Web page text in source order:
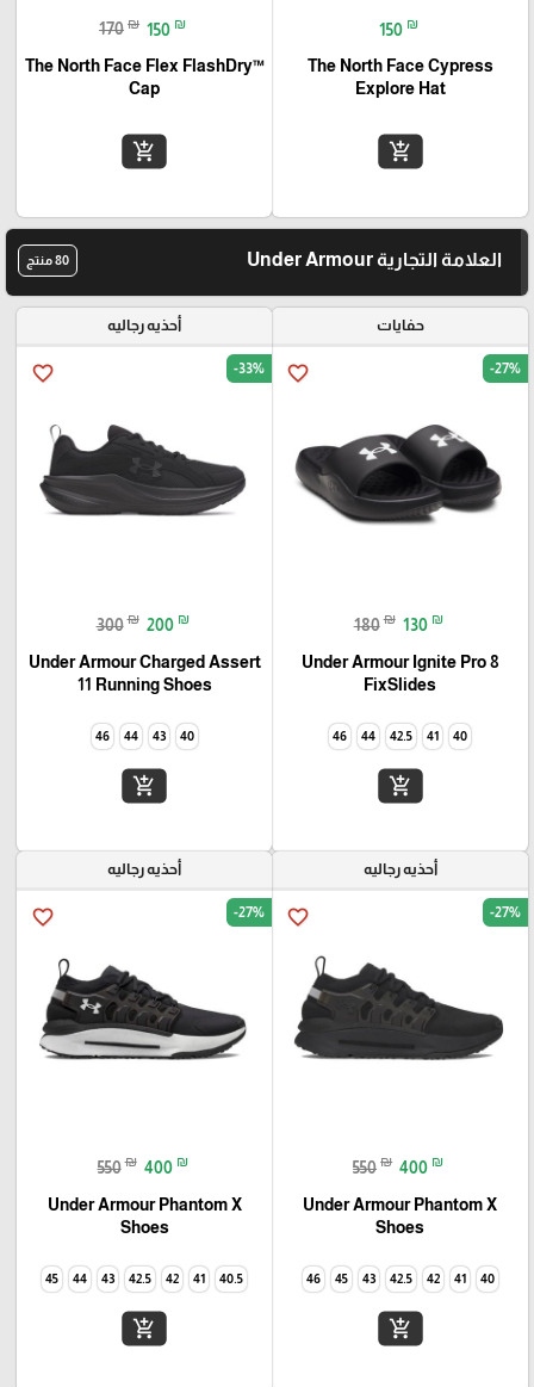
150 ₪
The North Face Cypress
Explore Hat
add_shopping_cart
170 ₪ 150 ₪
The North Face Flex FlashDry™
Cap
add_shopping_cart
العلامة التجارية Under Armour 80 منتج
حفايات
favorite_border -27%
180 ₪ 130 ₪
Under Armour Ignite Pro 8
FixSlides
40
41
42.5
44
46
add_shopping_cart
أحذيه رجاليه
favorite_border -33%
300 ₪ 200 ₪
Under Armour Charged Assert
11 Running Shoes
40
43
44
46
add_shopping_cart
أحذيه رجاليه
favorite_border -27%
550 ₪ 400 ₪
Under Armour Phantom X
Shoes
40
41
42
42.5
43
45
46
add_shopping_cart
أحذيه رجاليه
favorite_border -27%
550 ₪ 400 ₪
Under Armour Phantom X
Shoes
40.5
41
42
42.5
43
44
45
add_shopping_cart